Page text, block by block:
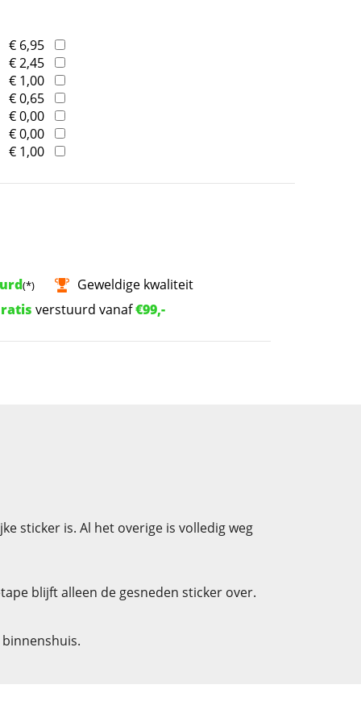
€ 6,95
€ 2,45
€ 1,00
€ 0,65
€ 0,00
€ 0,00
€ 1,00
(*)
Geweldige kwaliteit
verstuurd vanaf€99,-
sticker is. Al het overige is volledig weg
blijft alleen de gesneden sticker over.